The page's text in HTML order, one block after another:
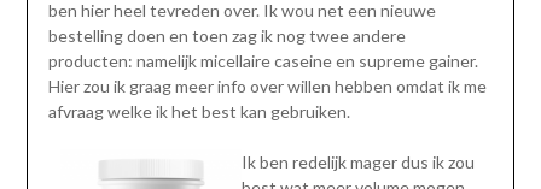
ben hier heel tevreden over. Ik wou net een nieuwe
bestelling doen en toen zag ik nog twee andere
producten: namelijk micellaire caseine en supreme gainer.
Hier zou ik graag meer info over willen hebben omdat ik me
afvraag welke ik het best kan gebruiken.
Ik ben redelijk mager dus ik zou